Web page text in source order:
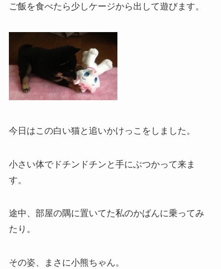
ご飯を食べたら少しケージから出して遊びます。
今日はこの白い猫と追いかけっこをしました。
小さい体でドチンドチンと手にぶつかって来ま
す。
途中、部屋の隅に置いてた私のかばんに乗ってみ
たり。
その姿、まさに小熊ちゃん。